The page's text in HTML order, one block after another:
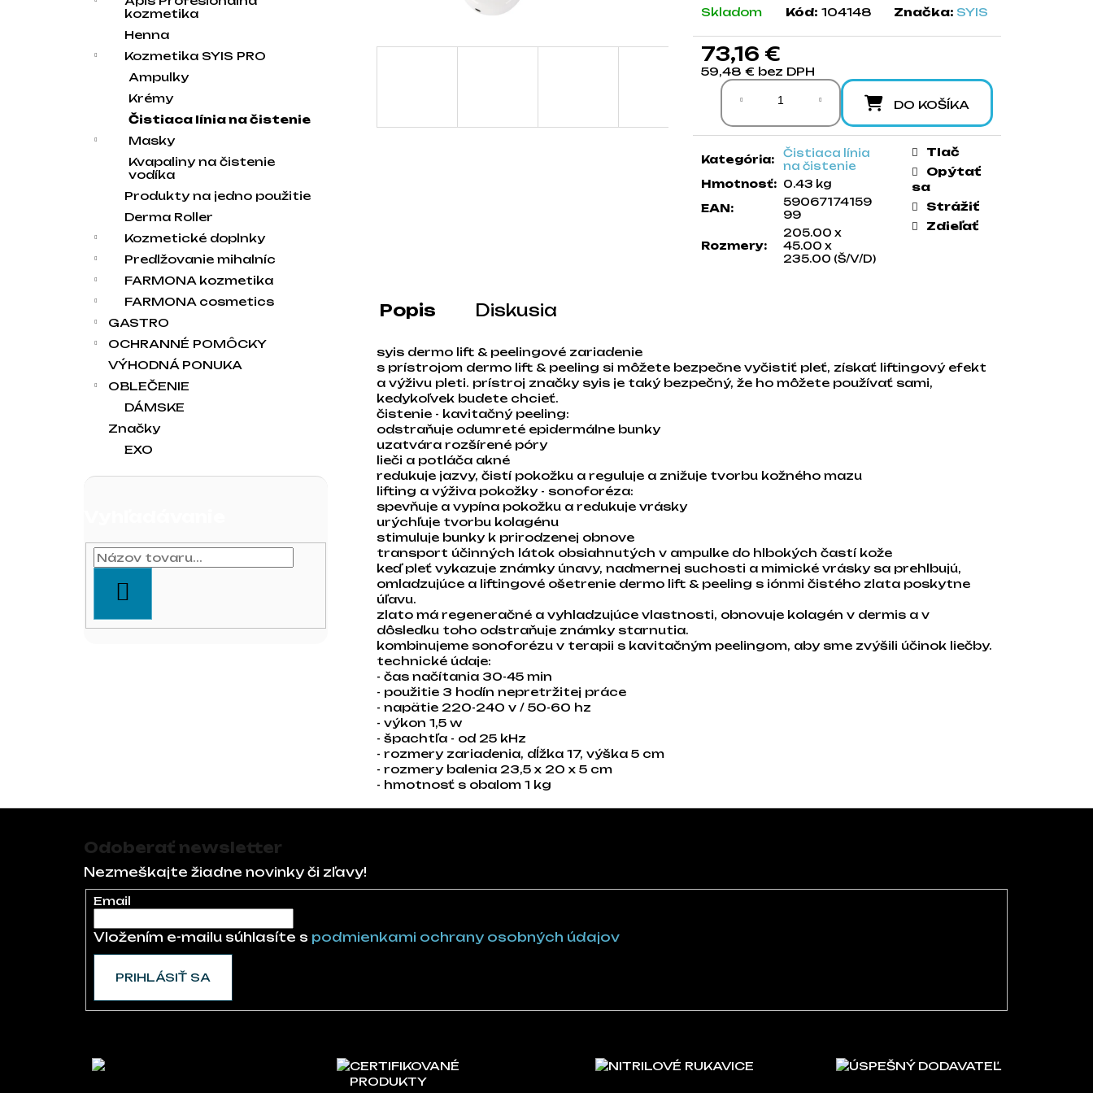
kozmetika
Henna
Kozmetika SYIS PRO
Ampulky
Krémy
Čistiaca línia na čistenie
Masky
Kvapaliny na čistenie
vodíka
Produkty na jedno použitie
Derma Roller
Kozmetické doplnky
Predlžovanie mihalníc
FARMONA kozmetika
FARMONA cosmetics
GASTRO
OCHRANNÉ POMÔCKY
VÝHODNÁ PONUKA
OBLEČENIE
DÁMSKE
Značky
EXO
Skladom Kód: 104148 Značka: SYIS
73,16 €
59,48 € bez DPH
Jednotková cena:
DO KOŠÍKA
Kategória:
Čistiaca línia
na čistenie
Hmotnosť: 0.43 kg
EAN:
59067174159
99
Rozmery:
205.00 x
45.00 x
235.00 (Š/V/D)
Tlač
Opýtať
sa
Strážiť
Zdieľať
Popis Diskusia
syis dermo lift & peelingové zariadenie
s prístrojom dermo lift & peeling si môžete bezpečne vyčistiť pleť, získať liftingový efekt
a výživu pleti. prístroj značky syis je taký bezpečný, že ho môžete používať sami,
kedykoľvek budete chcieť.
čistenie - kavitačný peeling:
odstraňuje odumreté epidermálne bunky
uzatvára rozšírené póry
lieči a potláča akné
redukuje jazvy, čistí pokožku a reguluje a znižuje tvorbu kožného mazu
lifting a výživa pokožky - sonoforéza:
spevňuje a vypína pokožku a redukuje vrásky
urýchľuje tvorbu kolagénu
stimuluje bunky k prirodzenej obnove
transport účinných látok obsiahnutých v ampulke do hlbokých častí kože
keď pleť vykazuje známky únavy, nadmernej suchosti a mimické vrásky sa prehlbujú,
omladzujúce a liftingové ošetrenie dermo lift & peeling s iónmi čistého zlata poskytne
úľavu.
zlato má regeneračné a vyhladzujúce vlastnosti, obnovuje kolagén v dermis a v
dôsledku toho odstraňuje známky starnutia.
kombinujeme sonoforézu v terapii s kavitačným peelingom, aby sme zvýšili účinok liečby.
technické údaje:
- čas načítania 30-45 min
- použitie 3 hodín nepretržitej práce
- napätie 220-240 v / 50-60 hz
- výkon 1,5 w
- špachtľa - od 25 kHz
- rozmery zariadenia, dĺžka 17, výška 5 cm
- rozmery balenia 23,5 x 20 x 5 cm
- hmotnosť s obalom 1 kg
Odoberať newsletter
Nezmeškajte žiadne novinky či zľavy!
Email
Vložením e-mailu súhlasíte s podmienkami ochrany osobných údajov
PRIHLÁSIŤ SA
CERTIFIKOVANÉ
PRODUKTY
NITRILOVÉ RUKAVICE ÚSPEŠNÝ DODAVATEĽ